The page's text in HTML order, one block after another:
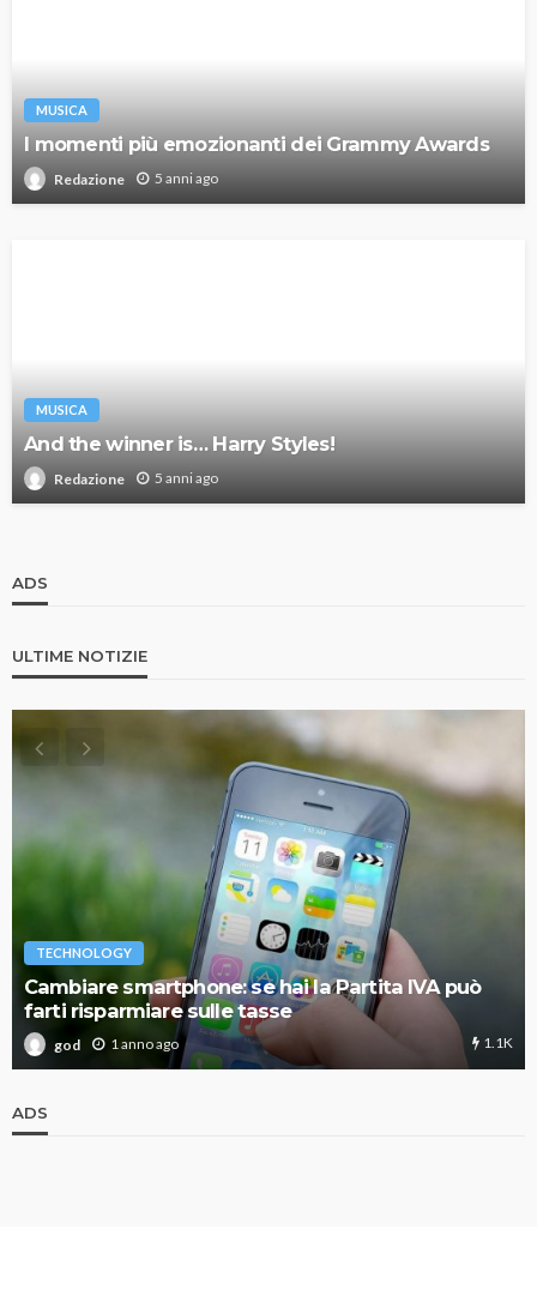
MUSICA
I momenti più emozionanti dei Grammy Awards
Redazione 5 anni ago
MUSICA
And the winner is… Harry Styles!
Redazione 5 anni ago
ADS
ULTIME NOTIZIE
TECHNOLOGY
Cambiare smartphone: se hai la Partita IVA può
farti risparmiare sulle tasse
god 1 anno ago 1.1K
ADS